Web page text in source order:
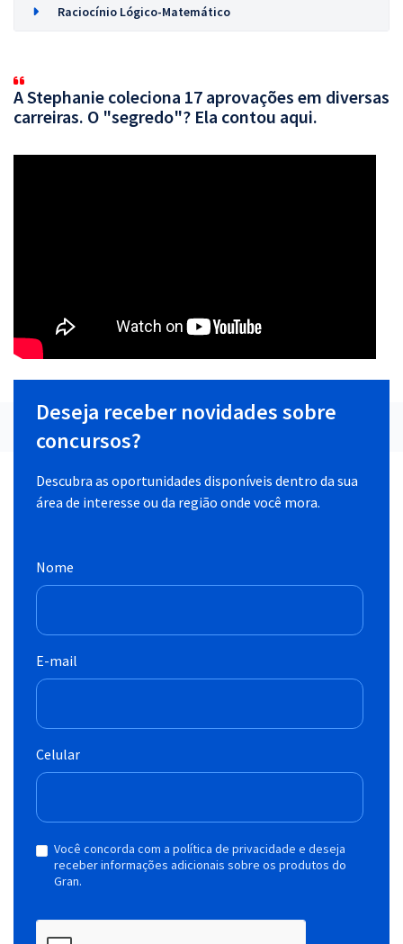
Raciocínio Lógico-Matemático
A Stephanie coleciona 17 aprovações em diversas
carreiras. O "segredo"? Ela contou aqui.
Deseja receber novidades sobre
concursos?
Descubra as oportunidades disponíveis dentro da sua
área de interesse ou da região onde você mora.
Nome
E-mail
Celular
Você concorda com a política de privacidade e deseja
receber informações adicionais sobre os produtos do
Gran.